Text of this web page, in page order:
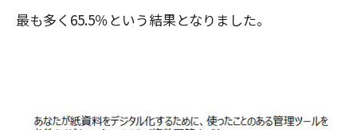
最も多く65.5％という結果となりました。